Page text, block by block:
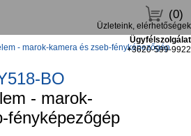
(0)
Üzleteink, elérhetőségek
Ügyfélszolgálat
+3620-599-9922
- marok-kamera és zseb-fényképezőgép
BO
- marok-
fényképezőgép